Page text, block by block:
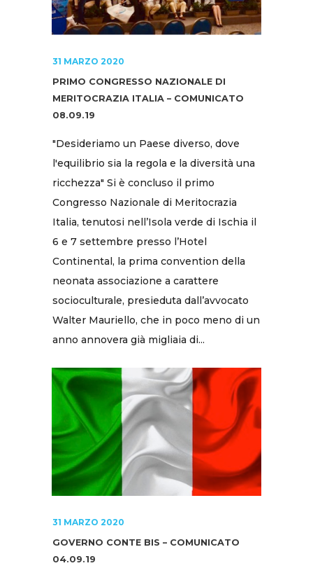
31 MARZO 2020
PRIMO CONGRESSO NAZIONALE DI
MERITOCRAZIA ITALIA – COMUNICATO
08.09.19
"Desideriamo un Paese diverso, dove
l'equilibrio sia la regola e la diversità una
ricchezza" Si è concluso il primo
Congresso Nazionale di Meritocrazia
Italia, tenutosi nell’Isola verde di Ischia il
6 e 7 settembre presso l’Hotel
Continental, la prima convention della
neonata associazione a carattere
socioculturale, presieduta dall’avvocato
Walter Mauriello, che in poco meno di un
anno annovera già migliaia di...
31 MARZO 2020
GOVERNO CONTE BIS – COMUNICATO
04.09.19